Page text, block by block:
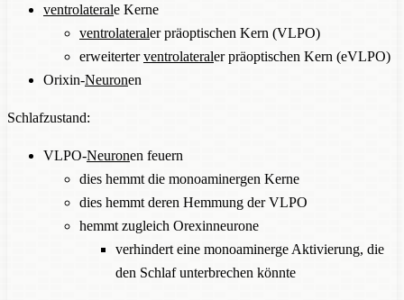
ventrolaterale Kerne
ventrolateraler präoptischen Kern (VLPO)
erweiterterventrolateraler präoptischen Kern (eVLPO)
Orixin-Neuronen
Schlafzustand:
VLPO-Neuronen feuern
dies hemmt die monoaminergen Kerne
dies hemmt deren Hemmung der VLPO
hemmt zugleich Orexinneurone
verhindert eine monoaminerge Aktivierung, die
den Schlaf unterbrechen könnte